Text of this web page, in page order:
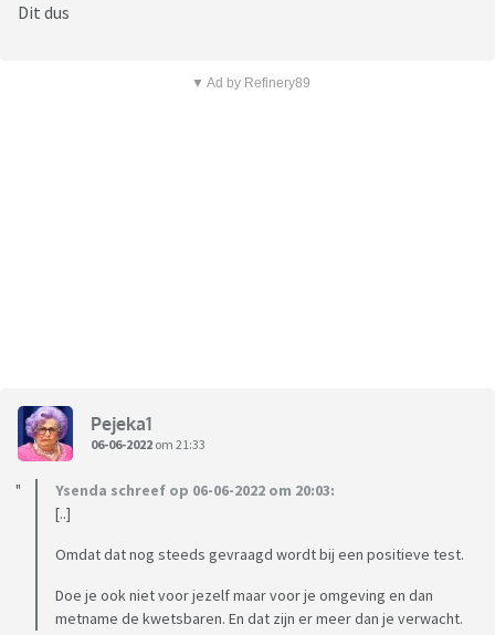
Dit dus
▼ Ad by Refinery89
Pejeka1
06-06-2022 om 21:33
Ysenda schreef op 06-06-2022 om 20:03:
[..]
Omdat dat nog steeds gevraagd wordt bij een positieve test.
Doe je ook niet voor jezelf maar voor je omgeving en dan
metname de kwetsbaren. En dat zijn er meer dan je verwacht.